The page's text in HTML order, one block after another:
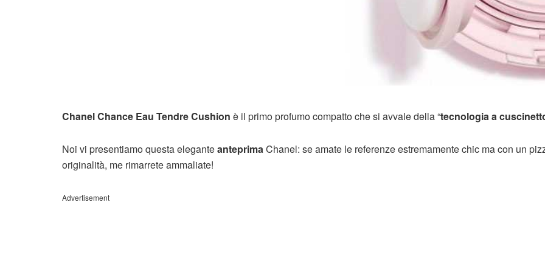
Chanel Chance Eau Tendre Cushion è il primo profumo compatto che si avvale della “tecnologia a
Noi vi presentiamo questa eleganteanteprimaChanel: se amate le referenze estremamente chic ma con un
originalità, me rimarrete ammaliate!
Advertisement